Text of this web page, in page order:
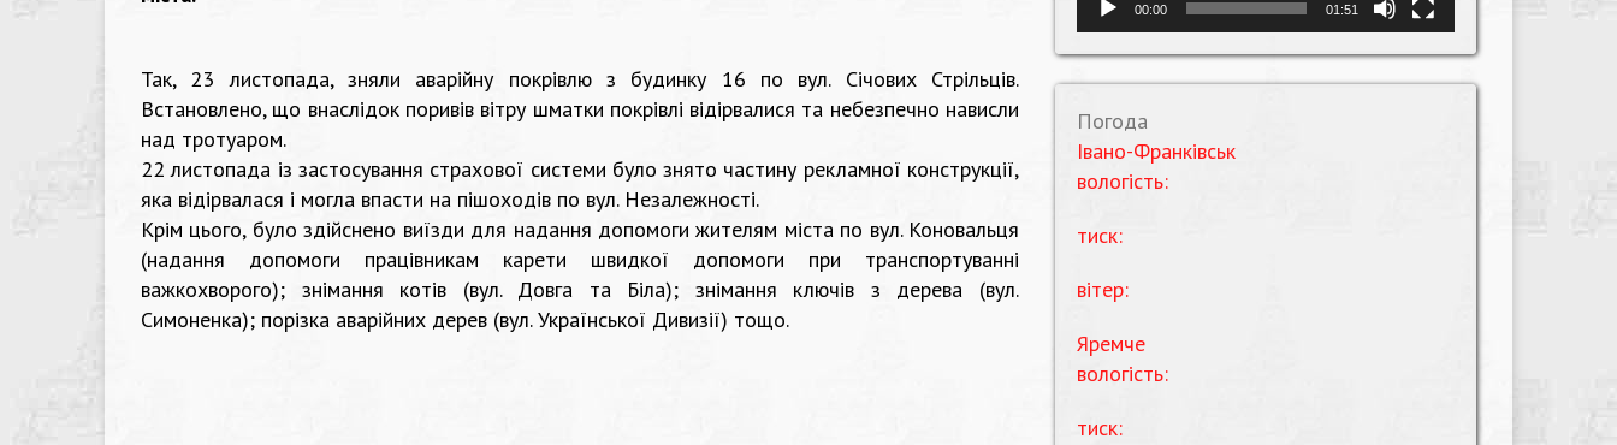
Так, 23 листопада, зняли аварійну покрівлю з будинку 16 по вул. Січових Стрільців.
Встановлено, що внаслідок поривів вітру шматки покрівлі відірвалися та небезпечно нависли
над тротуаром.
22 листопада із застосування страхової системи було знято частину рекламної конструкції,
яка відірвалася і могла впасти на пішоходів по вул. Незалежності.
Крім цього, було здійснено виїзди для надання допомоги жителям міста по вул. Коновальця
(надання допомоги працівникам карети швидкої допомоги при транспортуванні
важкохворого); знімання котів (вул. Довга та Біла); знімання ключів з дерева (вул.
Симоненка); порізка аварійних дерев (вул. Української Дивизії) тощо.
00:00 01:51
Погода
Івано-Франківськ
вологість:
тиск:
вітер:
Яремче
вологість:
тиск: